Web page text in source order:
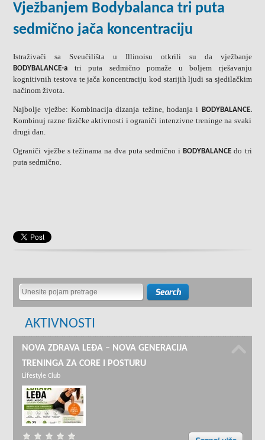
Vježbanjem Bodybalanca tri puta
sedmično jača koncentraciju
Istraživači sa Sveučilišta u Illinoisu otkrili su da vježbanje
BODYBALANCE-a
tri puta sedmično pomaže u boljem rješavanju
kognitivnih testova te jača koncentraciju kod starijih ljudi sa sjedilačkim
načinom života.
Najbolje vježbe: Kombinacija dizanja težine, hodanja i BODYBALANCE.
Kombinuj razne fizičke aktivnosti i ograniči intenzivne treninge na svaki
drugi dan.
Ograniči vježbe s težinama na dva puta sedmično iBODYBALANCE do tri
puta sedmično.
AKTIVNOSTI
NOVA ZDRAVA LEĐA – NOVA GENERACIJA
TRENINGA ZA CORE I POSTURU
Lifestyle Club